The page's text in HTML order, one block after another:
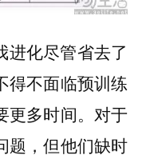
进化尽管省去了
得不面临预训练
更多时间。对于
题，但他们缺时